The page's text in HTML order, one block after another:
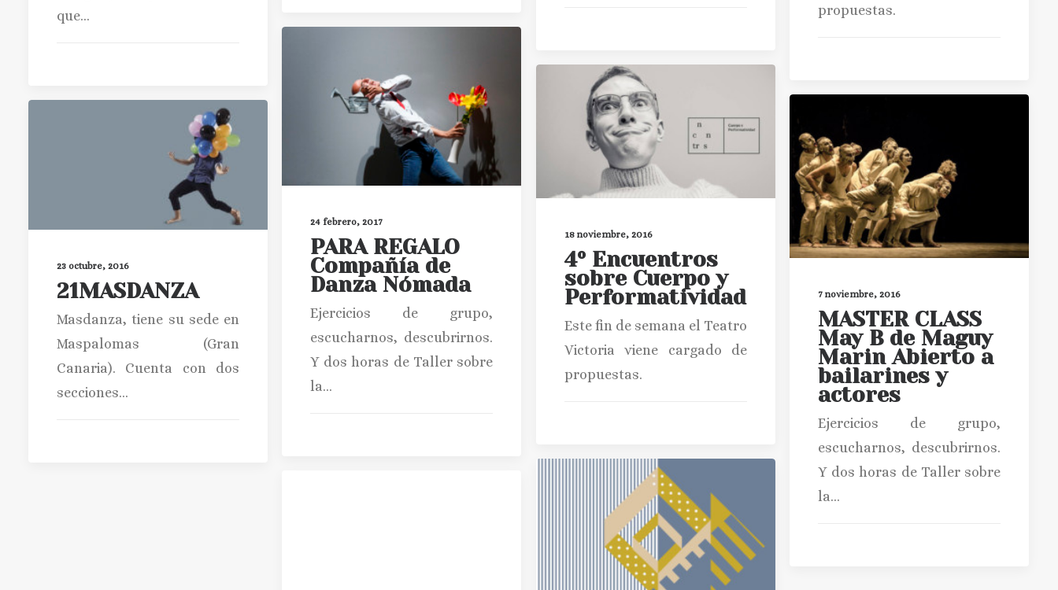
que…
propuestas.
24 febrero, 2017
PARA REGALO
Compañía de
Danza Nómada
Ejercicios de grupo,
escucharnos, descubrirnos.
Y dos horas de Taller sobre
la…
18 noviembre, 2016
4º Encuentros
sobre Cuerpo y
Performatividad
Este fin de semana el Teatro
Victoria viene cargado de
propuestas.
7 noviembre, 2016
MASTER CLASS
May B de Maguy
Marin Abierto a
bailarines y
actores
Ejercicios de grupo,
escucharnos, descubrirnos.
Y dos horas de Taller sobre
la…
23 octubre, 2016
21MASDANZA
Masdanza, tiene su sede en
Maspalomas (Gran
Canaria). Cuenta con dos
secciones…